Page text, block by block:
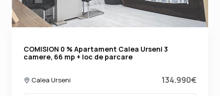
COMISION 0 % Apartament Calea Urseni 3
camere, 66 mp + loc de parcare
Calea Urseni 134.990€